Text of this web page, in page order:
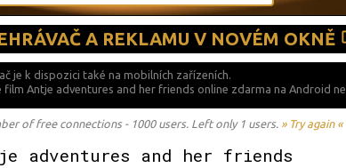
A REKLAMU V NOVÉM OKNĚ
je k dispozici také na mobilních zařízeních.
film Antje adventures and her friends online zdarma na Android
of free connections - 1000 users. Left only 1 users. » Try again «
adventures and her friends